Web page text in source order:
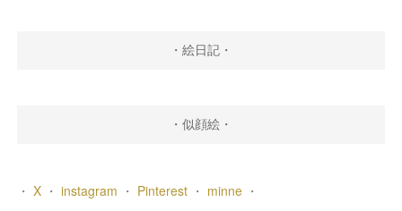
・絵日記・
・似顔絵・
・ X・ instagram ・ Pinterest・ minne・